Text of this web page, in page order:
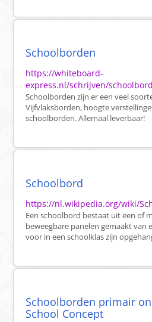
Schoolborden
https://whiteboard-
express.nl/schrijven/
Schoolborden zijn er een veel
Vijfvlaksborden, hoogte
schoolborden. Allemaal leverbaar!
Schoolbord
https://nl.wikipedia.org/wiki/
Een schoolbord bestaat uit een of
beweegbare panelen gemaakt van
voor in een schoolklas zijn
Schoolborden primair
School Concept